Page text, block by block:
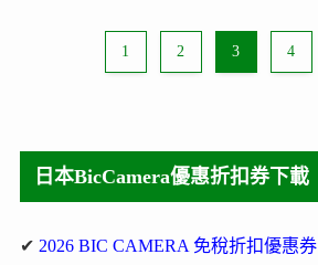
1 2 3 4
日本BicCamera優惠折扣券下載
✔ 2026 BIC CAMERA 免稅折扣優惠券